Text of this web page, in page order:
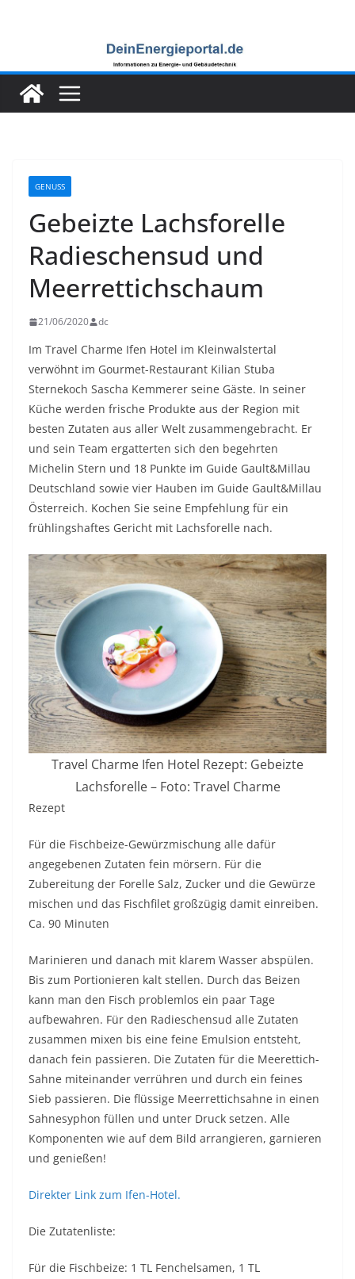
GENUSS
Gebeizte Lachsforelle
Radieschensud und
Meerrettichschaum
21/06/2020 dc
Im Travel Charme Ifen Hotel im Kleinwalstertal
verwöhnt im Gourmet-Restaurant Kilian Stuba
Sternekoch Sascha Kemmerer seine Gäste. In seiner
Küche werden frische Produkte aus der Region mit
besten Zutaten aus aller Welt zusammengebracht. Er
und sein Team ergatterten sich den begehrten
Michelin Stern und 18 Punkte im Guide Gault&Millau
Deutschland sowie vier Hauben im Guide Gault&Millau
Österreich. Kochen Sie seine Empfehlung für ein
frühlingshaftes Gericht mit Lachsforelle nach.
Travel Charme Ifen Hotel Rezept: Gebeizte
Lachsforelle – Foto: Travel Charme
Rezept
Für die Fischbeize-Gewürzmischung alle dafür
angegebenen Zutaten fein mörsern. Für die
Zubereitung der Forelle Salz, Zucker und die Gewürze
mischen und das Fischfilet großzügig damit einreiben.
Ca. 90 Minuten
Marinieren und danach mit klarem Wasser abspülen.
Bis zum Portionieren kalt stellen. Durch das Beizen
kann man den Fisch problemlos ein paar Tage
aufbewahren. Für den Radieschensud alle Zutaten
zusammen mixen bis eine feine Emulsion entsteht,
danach fein passieren. Die Zutaten für die Meerettich-
Sahne miteinander verrühren und durch ein feines
Sieb passieren. Die flüssige Meerrettichsahne in einen
Sahnesyphon füllen und unter Druck setzen. Alle
Komponenten wie auf dem Bild arrangieren, garnieren
und genießen!
Direkter Link zum Ifen-Hotel.
Die Zutatenliste:
Für die Fischbeize: 1 TL Fenchelsamen, 1 TL